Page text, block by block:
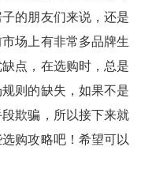
的朋友们来说，还是
场上有非常多品牌生
点，在选购时，总是
则的缺失，如果不是
欺骗，所以接下来就
购攻略吧！希望可以